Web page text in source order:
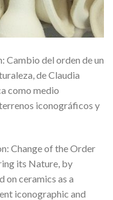
Cambio del orden de un
de Claudia
como medio
iconográficos y
Change of the Order
its Nature, by
on ceramics as a
iconographic and